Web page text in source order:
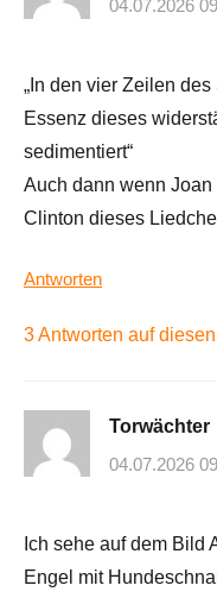
04.07.2026
„In den vier Zeilen
Essenz dieses
sedimentiert“
Auch dann wenn
Clinton dieses
Antworten
3 Antworten auf
Torwächter
04.07.2026
Ich sehe auf dem Bild
Engel mit